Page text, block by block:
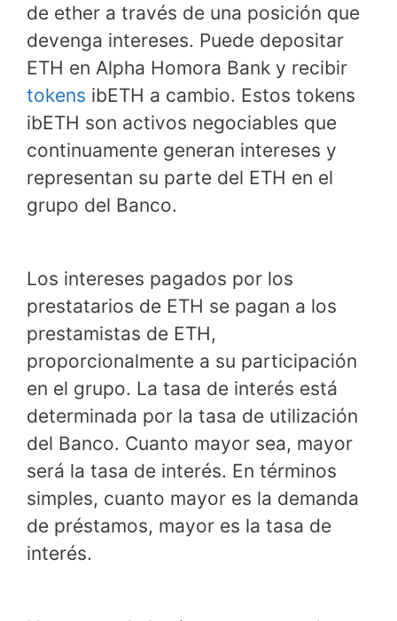
de ether a través de una posición que
devenga intereses. Puede depositar
ETH en Alpha Homora Bank y recibir
tokens ibETH a cambio. Estos tokens
ibETH son activos negociables que
continuamente generan intereses y
representan su parte del ETH en el
grupo del Banco.
Los intereses pagados por los
prestatarios de ETH se pagan a los
prestamistas de ETH,
proporcionalmente a su participación
en el grupo. La tasa de interés está
determinada por la tasa de utilización
del Banco. Cuanto mayor sea, mayor
será la tasa de interés. En términos
simples, cuanto mayor es la demanda
de préstamos, mayor es la tasa de
interés.